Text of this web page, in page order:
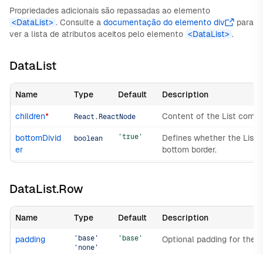
Propriedades adicionais são repassadas ao elemento
<DataList> . Consulte a documentação do elemento div
para
ver a lista de atributos aceitos pelo elemento <DataList> .
DataList
Name Type Default Description
children* React.ReactNode Content of the List
bottomDivid
er
boolean 'true'
Defines whether the List
bottom border.
DataList.Row
Name Type Default Description
padding
'base'
'none'
'base' Optional padding for the